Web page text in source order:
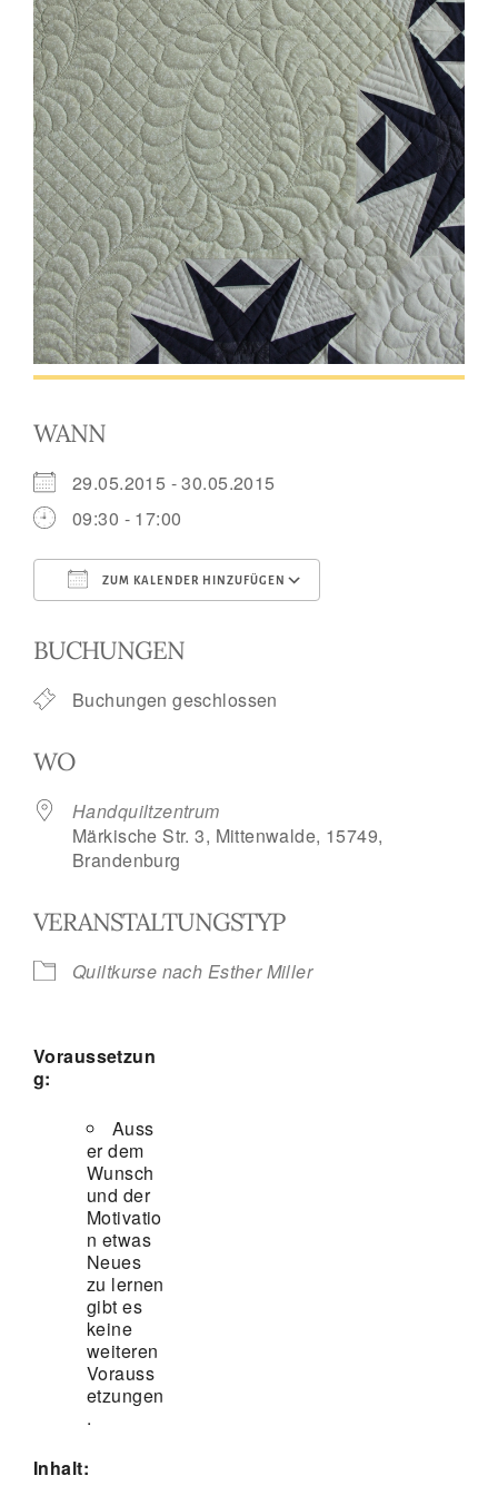
WANN
29.05.2015 - 30.05.2015
09:30 - 17:00
ZUM KALENDER HINZUFÜGEN
BUCHUNGEN
Buchungen geschlossen
WO
Handquiltzentrum
Märkische Str. 3, Mittenwalde, 15749,
Brandenburg
VERANSTALTUNGSTYP
Quiltkurse nach Esther Miller
Voraussetzun
g:
Auss
er dem
Wunsch
und der
Motivatio
n etwas
Neues
zu lernen
gibt es
keine
weiteren
Vorauss
etzungen
.
Inhalt: